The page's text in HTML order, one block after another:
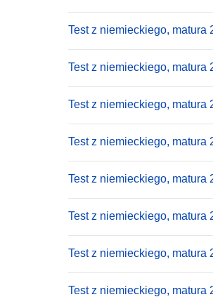
Test z niemieckiego, matura
Test z niemieckiego, matura
Test z niemieckiego, matura
Test z niemieckiego, matura
Test z niemieckiego, matura
Test z niemieckiego, matura
Test z niemieckiego, matura
Test z niemieckiego, matura